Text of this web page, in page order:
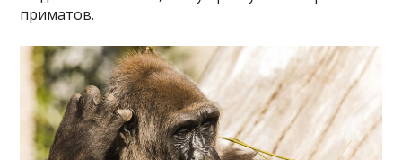
приматов.